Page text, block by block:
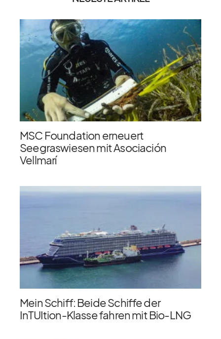
MSC Foundation erneuert
Seegraswiesen mit Asociación
Vellmarí
Mein Schiff: Beide Schiffe der
InTUItion-Klasse fahren mit Bio-LNG